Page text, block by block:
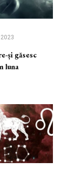
2023
și găsesc
luna